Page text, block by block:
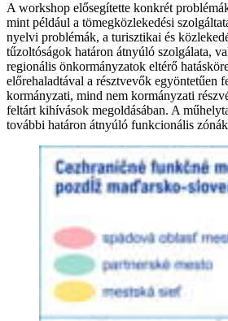
A workshop elősegítette konkrét
mint például a tömegközlekedési
nyelvi problémák, a turisztikai és
tűzoltóságok határon átnyúló szolgálata,
regionális önkormányzatok eltérő
előrehaladtával a résztvevők egyöntetűen
kormányzati, mind nem kormányzati
feltárt kihívások megoldásában. A
további határon átnyúló funkcionális